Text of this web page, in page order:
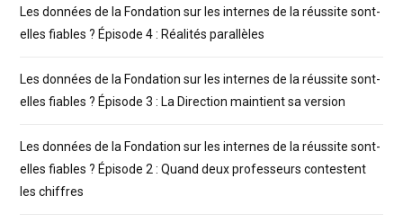
Les données de la Fondation sur les internes de la réussite sont-
elles fiables ? Épisode 4 : Réalités parallèles
Les données de la Fondation sur les internes de la réussite sont-
elles fiables ? Épisode 3 : La Direction maintient sa version
Les données de la Fondation sur les internes de la réussite sont-
elles fiables ? Épisode 2 : Quand deux professeurs contestent
les chiffres